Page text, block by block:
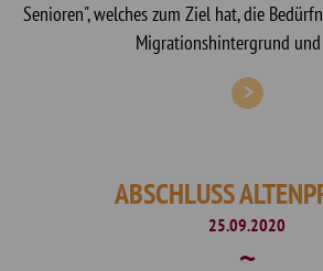
Senioren", welches zum Ziel hat, die
Migrationshintergrund
ABSCHLUSS
25.09.2020